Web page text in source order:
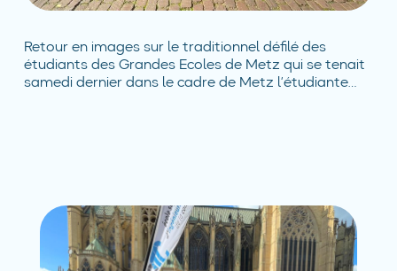
Retour en images sur le traditionnel défilé des
étudiants des Grandes Ecoles de Metz qui se tenait
samedi dernier dans le cadre de Metz l’étudiante…